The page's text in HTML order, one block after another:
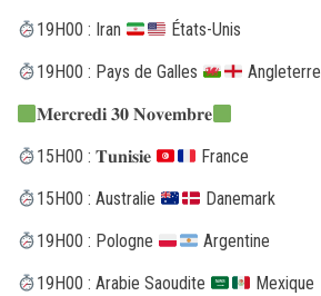
19H00 : Iran
États-Unis
19H00 : Pays de Galles
Angleterre
𝐌𝐞𝐫𝐜𝐫𝐞𝐝𝐢 𝟑𝟎 𝐍𝐨𝐯𝐞𝐦𝐛𝐫𝐞
15H00 : 𝐓𝐮𝐧𝐢𝐬𝐢𝐞
France
15H00 : Australie
Danemark
19H00 : Pologne
Argentine
19H00 : Arabie Saoudite
Mexique